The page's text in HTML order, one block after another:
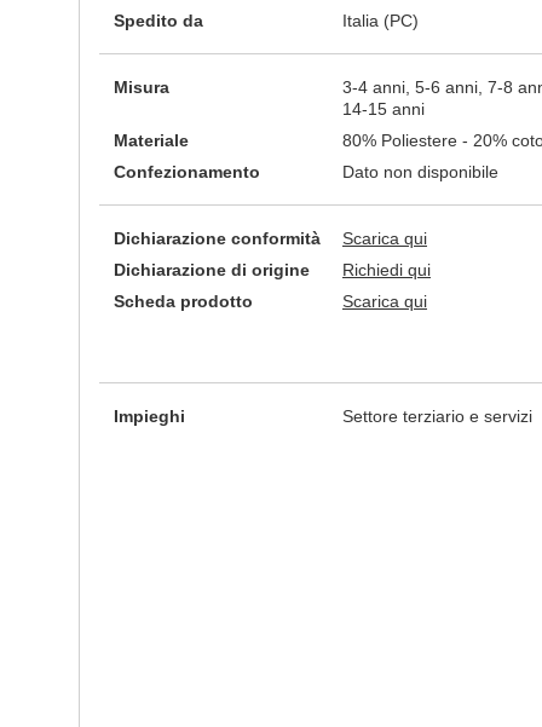
Spedito da
Italia (PC)
Misura
3-4 anni, 5-6 anni, 7-8
14-15 anni
Materiale
80% Poliestere - 20%
Confezionamento
Dato non disponibile
Dichiarazione conformità
Scarica qui
Dichiarazione di origine
Richiedi qui
Scheda prodotto
Scarica qui
Impieghi Settore terziario e servizi